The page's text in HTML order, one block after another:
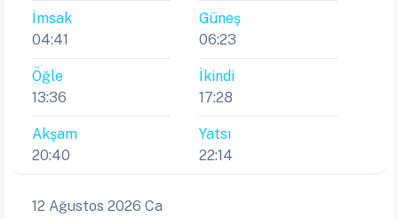
İmsak
04:41
Güneş
06:23
Öğle
13:36
İkindi
17:28
Akşam
20:40
Yatsı
22:14
12 Ağustos 2026 Ca